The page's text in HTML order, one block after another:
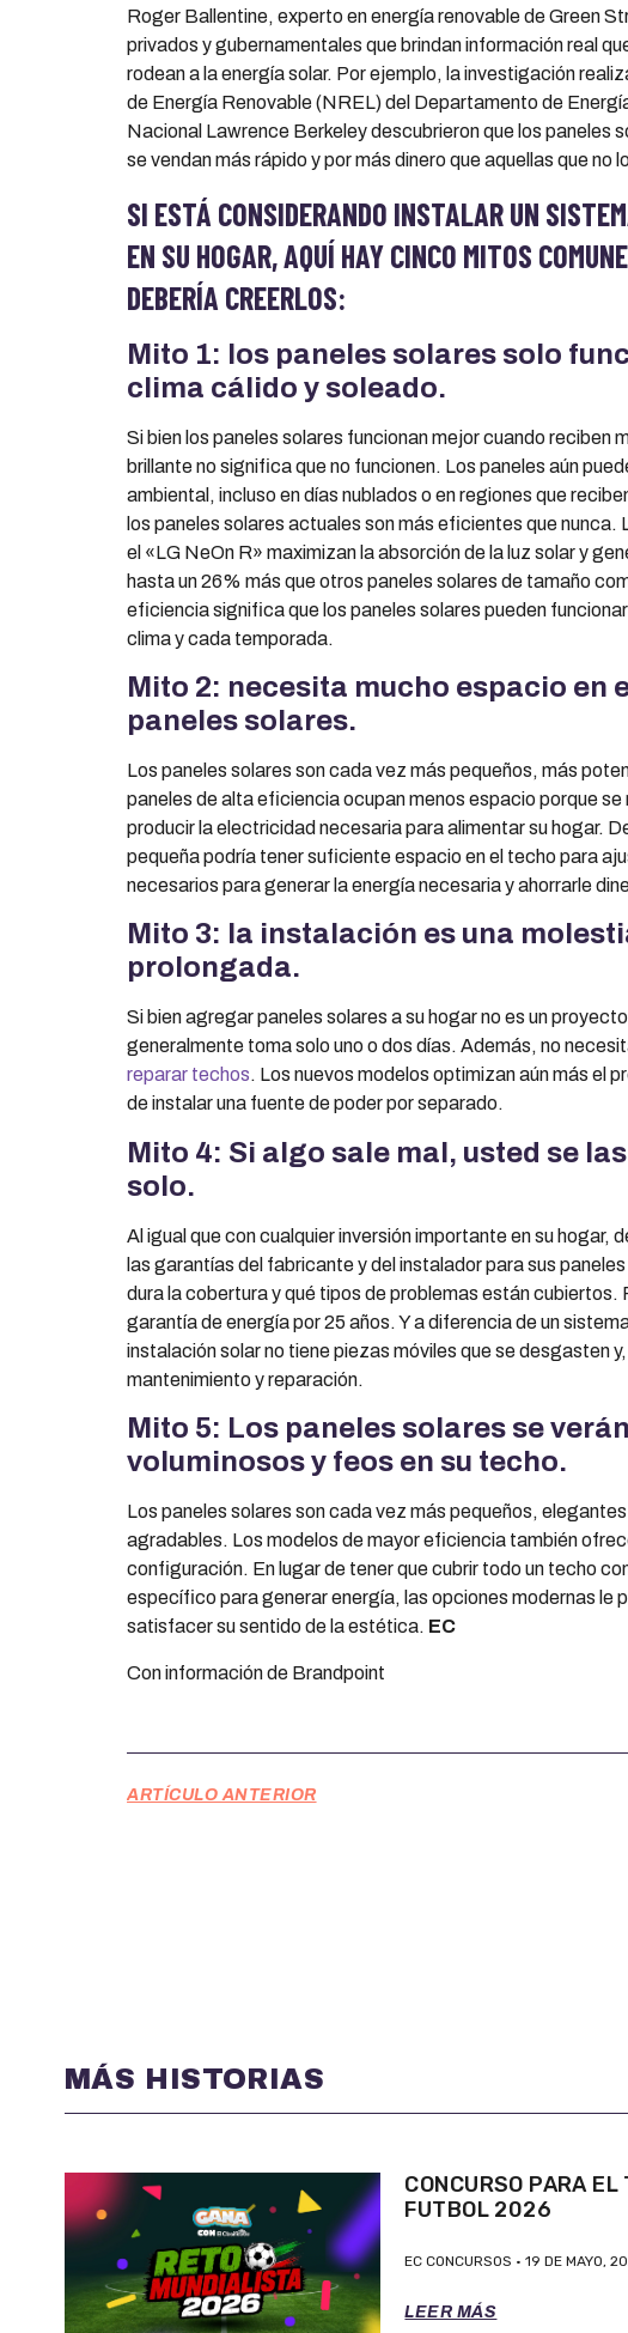
Roger Ballentine, experto en energía renovable de Green
privados y gubernamentales que brindan información real
rodean a la energía solar. Por ejemplo, la investigación
de Energía Renovable (NREL) del Departamento de
Nacional Lawrence Berkeley descubrieron que los paneles
se vendan más rápido y por más dinero que aquellas que no
SI ESTÁ CONSIDERANDO INSTALAR UN
EN SU HOGAR, AQUÍ HAY CINCO MITOS
DEBERÍA CREERLOS:
Mito 1: los paneles solares solo
clima cálido y soleado.
Si bien los paneles solares funcionan mejor cuando reciben
brillante no significa que no funcionen. Los paneles aún
ambiental, incluso en días nublados o en regiones que
los paneles solares actuales son más eficientes que nunca.
el «LG NeOn R» maximizan la absorción de la luz solar y
hasta un 26% más que otros paneles solares de tamaño
eficiencia significa que los paneles solares pueden
clima y cada temporada.
Mito 2: necesita mucho espacio en
paneles solares.
Los paneles solares son cada vez más pequeños, más
paneles de alta eficiencia ocupan menos espacio porque se
producir la electricidad necesaria para alimentar su hogar.
pequeña podría tener suficiente espacio en el techo para
necesarios para generar la energía necesaria y ahorrarle
Mito 3: la instalación es una
prolongada.
Si bien agregar paneles solares a su hogar no es un
generalmente toma solo uno o dos días. Además, no
reparar techos. Los nuevos modelos optimizan aún más el
de instalar una fuente de poder por separado.
Mito 4: Si algo sale mal, usted se
solo.
Al igual que con cualquier inversión importante en su hogar,
las garantías del fabricante y del instalador para sus
dura la cobertura y qué tipos de problemas están cubiertos.
garantía de energía por 25 años. Y a diferencia de un
instalación solar no tiene piezas móviles que se desgasten
mantenimiento y reparación.
Mito 5: Los paneles solares se
voluminosos y feos en su techo.
Los paneles solares son cada vez más pequeños,
agradables. Los modelos de mayor eficiencia también
configuración. En lugar de tener que cubrir todo un techo
específico para generar energía, las opciones modernas le
satisfacer su sentido de la estética. EC
Con información de Brandpoint
ARTÍCULO ANTERIOR
MÁS HISTORIAS
CONCURSO PARA EL
FUTBOL 2026
EC CONCURSOS 19 DE MAYO,
LEER MÁS